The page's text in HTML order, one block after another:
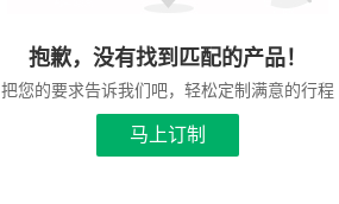
抱歉，没有找到匹配的产品！
把您的要求告诉我们吧，轻松定制满意的行程
马上订制